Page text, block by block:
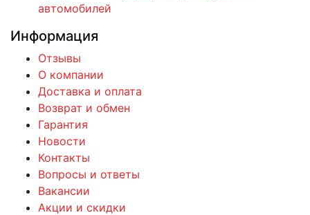
автомобилей
Информация
Отзывы
О компании
Доставка и оплата
Возврат и обмен
Гарантия
Новости
Контакты
Вопросы и ответы
Вакансии
Акции и скидки